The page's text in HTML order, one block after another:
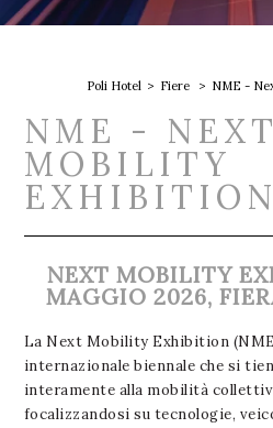
Poli Hotel Fiere NME -
NME - NEXT
MOBILITY
EXHIBITION
NEXT MOBILITY
MAGGIO 2026,
La Next Mobility Exhibition
internazionale biennale che si
interamente alla mobilità
focalizzandosi su tecnologie,